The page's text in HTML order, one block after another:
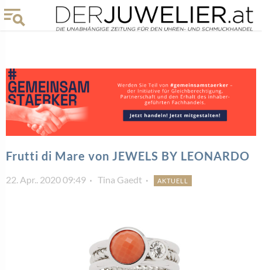
Frutti di Mare von JEWELS BY LEONARDO
22. Apr.. 2020 09:49 Tina Gaedt AKTUELL